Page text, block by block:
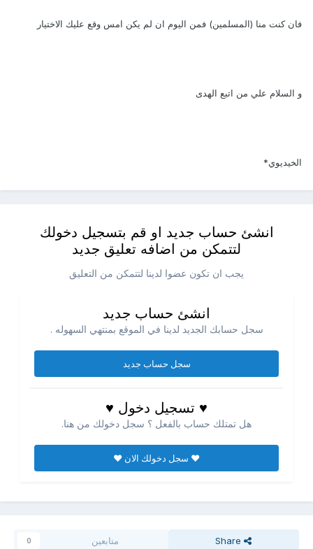
فان كنت منا (المسلمين) فمن اليوم ان لم يكن امس وقع عليك الاختيار
و السلام علي من اتبع الهدى
الخيديوي*
انشئ حساب جديد او قم بتسجيل دخولك
لتتمكن من اضافه تعليق جديد
يجب ان تكون عضوا لدينا لتتمكن من التعليق
انشئ حساب جديد
سجل حسابك الجديد لدينا في الموقع بمنتهي السهوله .
سجل حساب جديد
♥ تسجيل دخول ♥
هل تمتلك حساب بالفعل ؟ سجل دخولك من هنا.
♥ سجل دخولك الان ♥
Share متابعين 0